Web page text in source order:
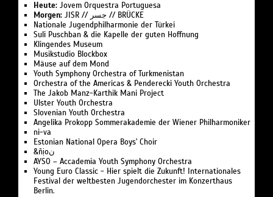
Heute: Jovem Orques­tra Portuguesa
Morgen:
JISR // جسر // BRÜCKE
Nationale Jugend­philharmonie der Türkei
Suli Pusch­ban & die Ka­pelle der gu­ten Hoff­nung
Klingendes Museum
Musikstudio Blockbox
Mäuse auf dem Mond
Youth Symphony Orchestra of Turk­menistan
Or­ches­tra of the Ameri­cas & Pen­de­recki Youth Orchestra
The Jakob Manz-Karthik Mani Project
Ulster Youth Or­chestra
Slo­ve­ni­an Youth Orchestra
Angelika Pro­kopp Som­mer­akademie der Wiener Philharmoniker
ni-va
Estonian National Opera Boys' Choir
&ñịoن
AYSO – Accademia Youth Symphony Orchestra
Young Euro Classic - Hier spielt die Zukunft! Internationales
Festival der weltbesten Jugendorchester im Konzerthaus
Berlin.